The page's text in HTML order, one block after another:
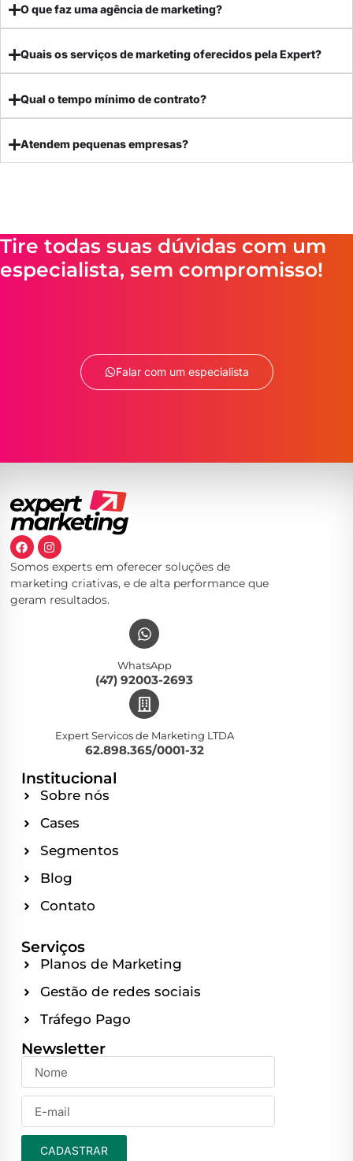
O que faz uma agência de marketing?
Quais os serviços de marketing oferecidos pela Expert?
Qual o tempo mínimo de contrato?
Atendem pequenas empresas?
Tire todas suas dúvidas com um
especialista, sem compromisso!
Falar com um especialista
Somos experts em oferecer soluções de
marketing criativas, e de alta performance que
geram resultados.
WhatsApp
(47) 92003-2693
Expert Servicos de Marketing LTDA
62.898.365/0001-32
Institucional
Sobre nós
Cases
Segmentos
Blog
Contato
Serviços
Planos de Marketing
Gestão de redes sociais
Tráfego Pago
Newsletter
CADASTRAR